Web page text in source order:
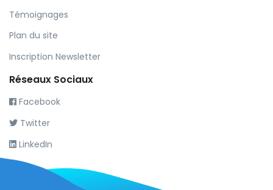
Témoignages
Plan du site
Inscription Newsletter
Réseaux Sociaux
Facebook
Twitter
LinkedIn